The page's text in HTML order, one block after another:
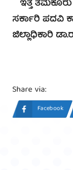
ಇತ್ತ
ಸರ್ಕಾರಿ ಪದವಿ
ಜಿಲ್ಲಾಧಿಕಾರಿ
Share via:
Facebook